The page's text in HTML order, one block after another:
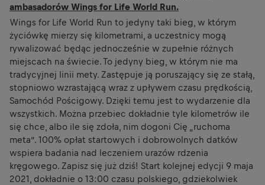
ambasadorów Wings for Life World Run.
Wings for Life World Run to jedyny taki bieg, w którym
życiówkę mierzy się kilometrami, a uczestnicy mogą
rywalizować będąc jednocześnie w zupełnie różnych
miejscach na świecie. To jedyny bieg, w którym nie ma
tradycyjnej linii mety. Zastępuje ją poruszający się ze stałą,
stopniowo wzrastającą wraz z upływem czasu prędkością,
Samochód Pościgowy. Dzięki temu jest to wydarzenie dla
wszystkich. Można przebiec dokładnie tyle kilometrów ile
się chce, albo ile się zdoła, nim dogoni Cię „ruchoma
meta”. 100% opłat startowych i dobrowolnych datków
wspiera badania nad leczeniem urazów rdzenia
kręgowego. Zapisz się już dziś! Start kolejnej edycji 9 maja
2021, dokładnie o 13:00 czasu polskiego, gdziekolwiek